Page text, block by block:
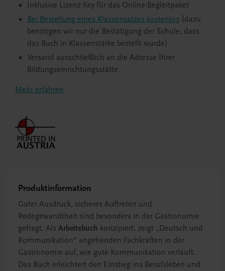
Inklusive Lizenz-Key für das Online-Begleitpaket
Bei Bestellung eines Klassensatzes kostenlos (dazu
benötigen wir nur die Bestätigung der Schule, dass
das Buch in Klassenstärke bestellt wurde)
Versand ausschließlich an die Adresse Ihrer
Bildungseinrichtungsstätte
Mehr erfahren
Produktinformation
Guter Ausdruck, sicheres Auftreten und
Redegewandtheit sind besonders in der Gastronomie
gefragt. Als Arbeitsbuch konzipiert, zeigt „Deutsch und
Kommunikation“ angehenden Fachkräften in der
Gastronomie auf, wie gute Kommunikation verläuft.
Das Buch erleichtert den Einstieg ins Berufsleben und